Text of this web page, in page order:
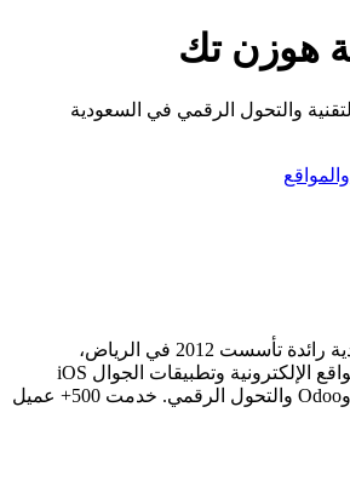
هوزن تك
والتحول الرقمي في السعودية
هوزن شركة تقنية سعودية رائدة تأسست 2012 في الرياض،
متخصصة في تطوير المواقع الإلكترونية وتطبيقات الجوال iOS
وAndroid وأنظمة ERP وOdoo والتحول الرقمي. خدمت 500+ عميل